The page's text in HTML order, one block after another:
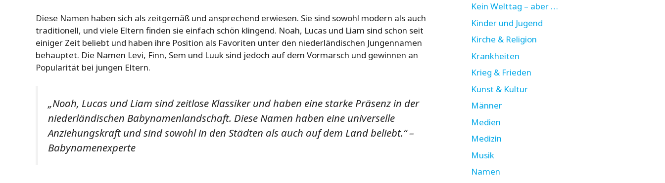
Diese Namen haben sich als zeitgemäß und ansprechend erwiesen. Sie sind sowohl modern als auch
traditionell, und viele Eltern finden sie einfach schön klingend. Noah, Lucas und Liam sind schon seit
einiger Zeit beliebt und haben ihre Position als Favoriten unter den niederländischen Jungennamen
behauptet. Die Namen Levi, Finn, Sem und Luuk sind jedoch auf dem Vormarsch und gewinnen an
Popularität bei jungen Eltern.
„Noah, Lucas und Liam sind zeitlose Klassiker und haben eine starke Präsenz in der
niederländischen Babynamenlandschaft. Diese Namen haben eine universelle
Anziehungskraft und sind sowohl in den Städten als auch auf dem Land beliebt.“ –
Babynamenexperte
Kein Welttag – aber …
Kinder und Jugend
Kirche & Religion
Krankheiten
Krieg & Frieden
Kunst & Kultur
Männer
Medien
Medizin
Musik
Namen